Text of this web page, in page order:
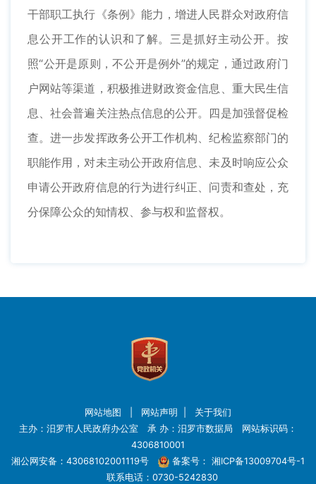
干部职工执行《条例》能力，增进人民群众对政府信
息公开工作的认识和了解。三是抓好主动公开。按
照“公开是原则，不公开是例外”的规定，通过政府门
户网站等渠道，积极推进财政资金信息、重大民生信
息、社会普遍关注热点信息的公开。四是加强督促检
查。进一步发挥政务公开工作机构、纪检监察部门的
职能作用，对未主动公开政府信息、未及时响应公众
申请公开政府信息的行为进行纠正、问责和查处，充
分保障公众的知情权、参与权和监督权。
网站地图 网站声明
关于我们
主办：汨罗市人民政府办公室 承 办：汨罗市数据局 网站标识码：
4306810001
湘公网安备：43068102001119号
备案号： 湘ICP备13009704号-1
联系电话：0730-5242830